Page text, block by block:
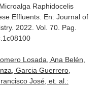
Raphidocelis
Effluents. En: Journal of
. 2022. Vol. 70. Pag.
Losada, Ana Belén,
Garcia Guerrero,
José, et. al.: